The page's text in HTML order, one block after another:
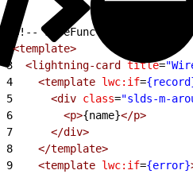
<!-- wireFunction.html -->
<template>
3
  <lightning-card
title=
4
    <template
lwc:if=
5
      <div
class="slds-m-
6
        <p>
{name}</p>
7
      </div>
8
    </template>
9
    <template
lwc:if={error}